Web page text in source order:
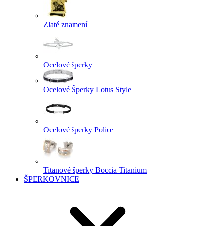
Zlaté znamení
Ocelové šperky
Ocelové Šperky Lotus Style
Ocelové šperky Police
Titanové šperky Boccia Titanium
ŠPERKOVNICE